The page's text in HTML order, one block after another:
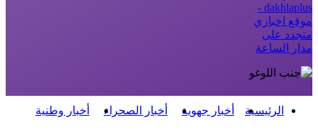
dakhlaplus -
موقع اخباري
متجدد على
مدار الساعة
الرئيسية أخبار جهوية أخبار الصحراء أخبار وطنية